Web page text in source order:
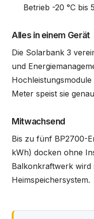
Betrieb -20 °C bis
Alles in einem Gerät
Die Solarbank 3
und
Meter speist sie
Mitwachsend
Bis zu fünf BP2700-
kWh) docken ohne
Balkonkraftwerk wird
Heimspeichersystem.